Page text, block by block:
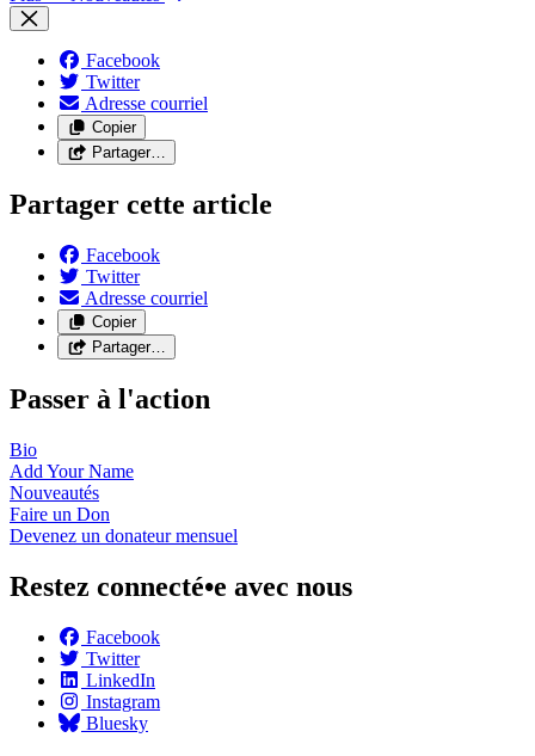
Facebook
Twitter
Adresse courriel
Copier
Partager…
Partager cette article
Facebook
Twitter
Adresse courriel
Copier
Partager…
Passer à l'action
Bio
Add YourName
Nouveautés
Faire un Don
Devenez un donateurmensuel
Restez connecté•e avec nous
Facebook
Twitter
LinkedIn
Instagram
Bluesky